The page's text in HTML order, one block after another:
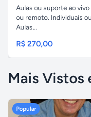
Aulas ou suporte ao
ou remoto. Individuais
Aulas...
R$ 270,00
Mais Vistos
Popular